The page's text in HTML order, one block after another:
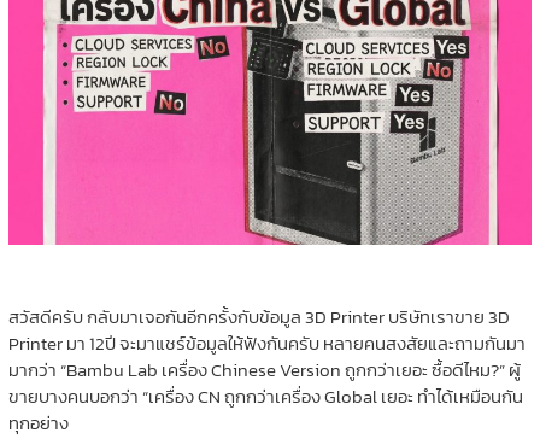
สวัสดีครับ กลับมาเจอกันอีกครั้งกับข้อมูล 3D Printer บริษัทเราขาย 3D
Printer มา 12ปี จะมาแชร์ข้อมูลให้ฟังกันครับ หลายคนสงสัยและถามกันมา
มากว่า “Bambu Lab เครื่อง Chinese Version ถูกกว่าเยอะ ซื้อดีไหม?” ผู้
ขายบางคนบอกว่า “เครื่อง CN ถูกกว่าเครื่อง Global เยอะ ทำได้เหมือนกัน
ทุกอย่าง